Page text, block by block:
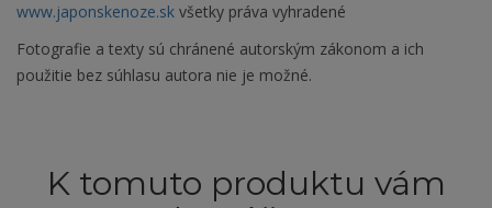
www.japonskenoze.sk všetky práva vyhradené
Fotografie a texty sú chránené autorským zákonom a ich
použitie bez súhlasu autora nie je možné.
K tomuto produktu vám